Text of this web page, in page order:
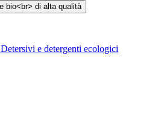
Detersivi e detergenti ecologici